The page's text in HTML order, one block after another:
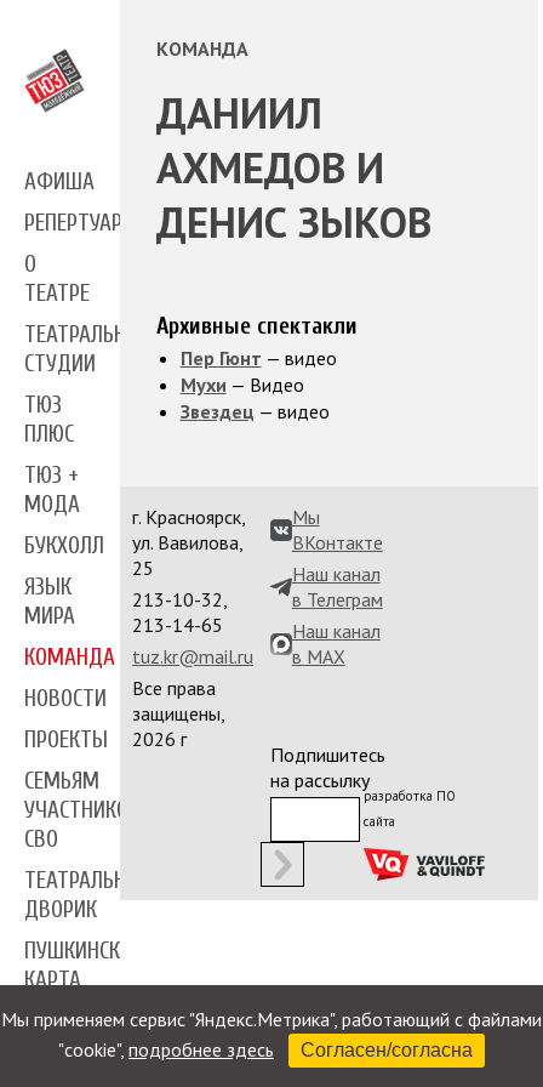
АФИША
РЕПЕРТУАР
О
ТЕАТРЕ
ТЕАТРАЛЬНЫЕ
СТУДИИ
ТЮЗ
ПЛЮС
ТЮЗ +
МОДА
БУКХОЛЛ
ЯЗЫК
МИРА
КОМАНДА
НОВОСТИ
ПРОЕКТЫ
СЕМЬЯМ
УЧАСТНИКОВ
СВО
ТЕАТРАЛЬНЫЙ
ДВОРИК
ПУШКИНСКАЯ
КАРТА
ПРЕССА
КОНТАКТЫ
КОМАНДА
ДАНИИЛ
АХМЕДОВ И
ДЕНИС ЗЫКОВ
Архивные спектакли
Пер Гюнт — видео
Мухи — Видео
Звездец — видео
г. Красноярск,
ул. Вавилова,
25
213-10-32,
213-14-65
tuz.kr@mail.ru
Все права
защищены,
2026 г
Мы
ВКонтакте
Наш канал
в Телеграм
Наш канал
в MAX
Подпишитесь
на рассылку
разработка ПО
сайта
Мы применяем сервис "Яндекс.Метрика", работающий с файлами
"cookie", подробнее здесь Согласен/согласна